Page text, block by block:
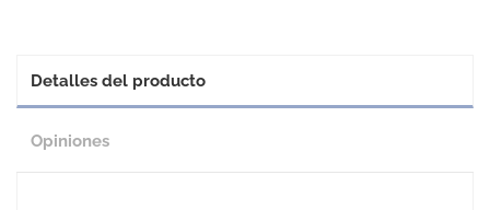
Detalles del producto
Opiniones